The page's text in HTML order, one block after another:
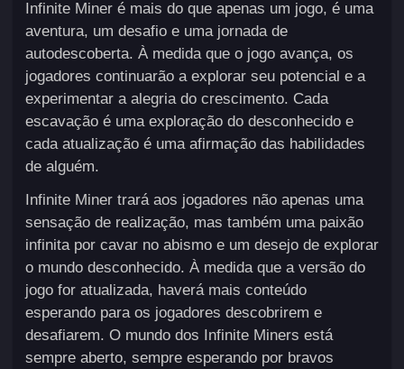
Infinite Miner é mais do que apenas um jogo, é uma
aventura, um desafio e uma jornada de
autodescoberta. À medida que o jogo avança, os
jogadores continuarão a explorar seu potencial e a
experimentar a alegria do crescimento. Cada
escavação é uma exploração do desconhecido e
cada atualização é uma afirmação das habilidades
de alguém.
Infinite Miner trará aos jogadores não apenas uma
sensação de realização, mas também uma paixão
infinita por cavar no abismo e um desejo de explorar
o mundo desconhecido. À medida que a versão do
jogo for atualizada, haverá mais conteúdo
esperando para os jogadores descobrirem e
desafiarem. O mundo dos Infinite Miners está
sempre aberto, sempre esperando por bravos